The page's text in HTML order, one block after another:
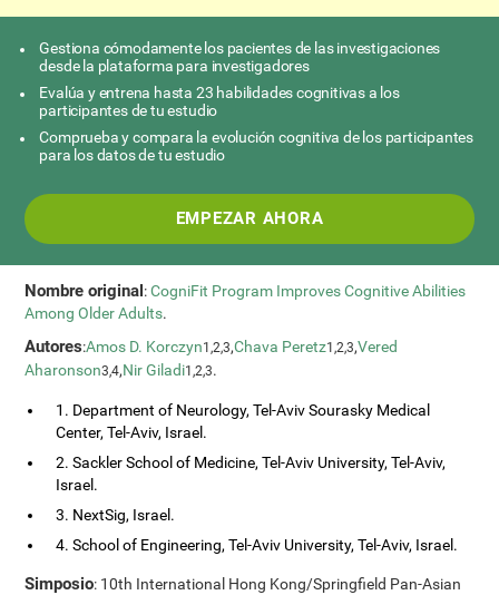
Gestiona cómodamente los pacientes de las investigaciones
desde la plataforma para investigadores
Evalúa y entrena hasta 23 habilidades cognitivas a los
participantes de tu estudio
Comprueba y compara la evolución cognitiva de los participantes
para los datos de tu estudio
EMPEZAR AHORA
Nombre original:CogniFit Program Improves Cognitive Abilities
Among Older Adults.
Autores:Amos D. Korczyn1,2,3,Chava Peretz1,2,3,Vered
Aharonson3,4,Nir Giladi1,2,3.
1. Department of Neurology, Tel-Aviv Sourasky Medical
Center, Tel-Aviv, Israel.
2. Sackler School of Medicine, Tel-Aviv University, Tel-Aviv,
Israel.
3. NextSig, Israel.
4. School of Engineering, Tel-Aviv University, Tel-Aviv, Israel.
Simposio: 10th International Hong Kong/Springfield Pan-Asian